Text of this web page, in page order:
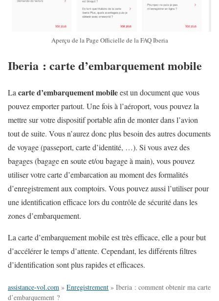
Aperçu de la Page Officielle de la FAQ Iberia
Iberia : carte d’embarquement mobile
La carte d’embarquement mobileest un document que vous
pouvez emporter partout. Une fois à l’aéroport, vous pouvez la
mettre sur votre dispositif portable afin de monter dans l’avion
tout de suite. Vous n’aurez donc plus besoin des autres documents
de voyage (passeport, carte d’identité, …). Si vous avez des
bagages (bagage en soute et/ou bagage à main), vous pouvez
utiliser votre carte d’embarcation au moment des formalités
d’enregistrement aux comptoirs. Vous pouvez aussi l’utiliser pour
une identification efficace lors du contrôle de sécurité dans les
zones d’embarquement.
La carte d’embarquement mobile est très efficace, elle a pour but
d’accélérer le temps d’attente. Cependant, les différents filtres
d’identification sont plus rapides et efficaces.
assistance-vol.com » Enregistrement » Iberia : comment obtenir ma carte
d’embarquement ?